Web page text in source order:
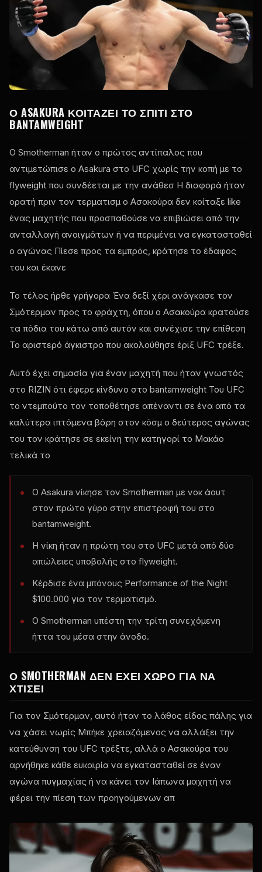
Ο ASAKURA ΚΟΙΤΆΖΕΙ ΤΟ ΣΠΊΤΙ ΣΤΟ
BANTAMWEIGHT
Ο Smotherman ήταν ο πρώτος αντίπαλος που
αντιμετώπισε ο Asakura στο UFC χωρίς την κοπή με το
flyweight που συνδέεται με την ανάθεσ Η διαφορά ήταν
ορατή πριν τον τερματισμ ο Ασακούρα δεν κοίταξε like
ένας μαχητής που προσπαθούσε να επιβιώσει από την
ανταλλαγή ανοιγμάτων ή να περιμένει να εγκατασταθεί
ο αγώνας Πίεσε προς τα εμπρός, κράτησε το έδαφος
του και έκανε
Το τέλος ήρθε γρήγορα Ένα δεξί χέρι ανάγκασε τον
Σμότερμαν προς το φράχτη, όπου ο Ασακούρα κρατούσε
τα πόδια του κάτω από αυτόν και συνέχισε την επίθεση
Το αριστερό άγκιστρο που ακολούθησε έριξ UFC τρέξε.
Αυτό έχει σημασία για έναν μαχητή που ήταν γνωστός
στο RIZIN ότι έφερε κίνδυνο στο bantamweight Του UFC
το ντεμπούτο τον τοποθέτησε απέναντι σε ένα από τα
καλύτερα ιπτάμενα βάρη στον κόσμ ο δεύτερος αγώνας
του τον κράτησε σε εκείνη την κατηγορί το Μακάο
τελικά το
Ο Asakura νίκησε τον Smotherman με νοκ άουτ
στον πρώτο γύρο στην επιστροφή του στο
bantamweight.
Η νίκη ήταν η πρώτη του στο UFC μετά από δύο
απώλειες υποβολής στο flyweight.
Κέρδισε ένα μπόνους Performance of the Night
$100.000 για τον τερματισμό.
Ο Smotherman υπέστη την τρίτη συνεχόμενη
ήττα του μέσα στην άνοδο.
Ο SMOTHERMAN ΔΕΝ ΈΧΕΙ ΧΏΡΟ ΓΙΑ ΝΑ
ΧΤΊΣΕΙ
Για τον Σμότερμαν, αυτό ήταν το λάθος είδος πάλης για
να χάσει νωρίς Μπήκε χρειαζόμενος να αλλάξει την
κατεύθυνση του UFC τρέξτε, αλλά ο Ασακούρα του
αρνήθηκε κάθε ευκαιρία να εγκατασταθεί σε έναν
αγώνα πυγμαχίας ή να κάνει τον Ιάπωνα μαχητή να
φέρει την πίεση των προηγούμενων απ